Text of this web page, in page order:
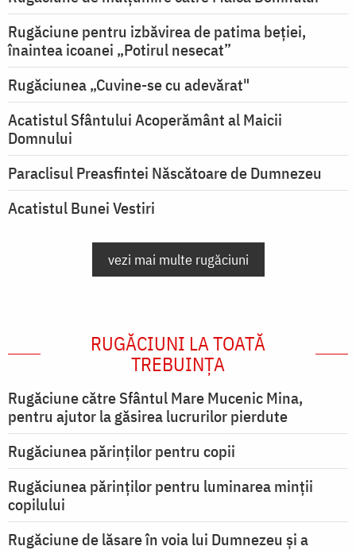
Rugăciune pentru izbăvirea de patima beției,
înaintea icoanei „Potirul nesecat”
Rugăciunea „Cuvine-se cu adevărat"
Acatistul Sfântului Acoperământ al Maicii
Domnului
Paraclisul Preasfintei Născătoare de Dumnezeu
Acatistul Bunei Vestiri
vezi mai multe rugăciuni
RUGĂCIUNI LA TOATĂ
TREBUINȚA
Rugăciune către Sfântul Mare Mucenic Mina,
pentru ajutor la găsirea lucrurilor pierdute
Rugăciunea părinților pentru copii
Rugăciunea părinților pentru luminarea minţii
copilului
Rugăciune de lăsare în voia lui Dumnezeu şi a